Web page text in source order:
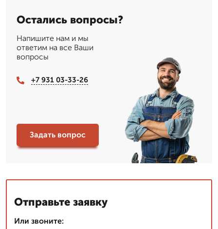
Остались вопросы?
Напишите нам и мы
ответим на все Ваши
вопросы
+7 931 03-33-26
Задать вопрос
Отправьте заявку
Или звоните: